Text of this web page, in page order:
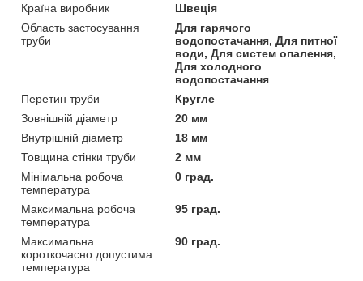
Країна виробник
Швеція
Область застосування
труби
Для гарячого
водопостачання, Для питної
води, Для систем опалення,
Для холодного
водопостачання
Перетин труби
Кругле
Зовнішній діаметр
20 мм
Внутрішній діаметр
18 мм
Товщина стінки труби
2 мм
Мінімальна робоча
температура
0 град.
Максимальна робоча
температура
95 град.
Максимальна
короткочасно допустима
температура
90 град.